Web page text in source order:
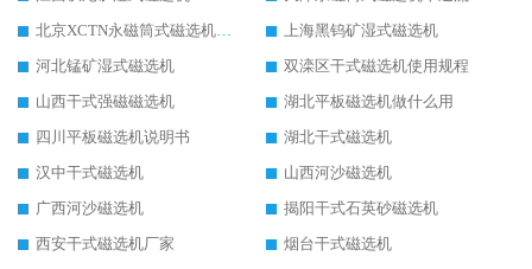
北京XCTN永磁筒式磁选机磁块位置
上海黑钨矿湿式磁选机
河北锰矿湿式磁选机
双滦区干式磁选机使用规程
山西干式强磁磁选机
湖北平板磁选机做什么用
四川平板磁选机说明书
湖北干式磁选机
汉中干式磁选机
山西河沙磁选机
广西河沙磁选机
揭阳干式石英砂磁选机
西安干式磁选机厂家
烟台干式磁选机